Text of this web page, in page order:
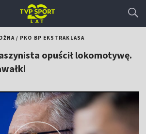
/ PKO BP EKSTRAKLASA
opuścił lokomotywę.